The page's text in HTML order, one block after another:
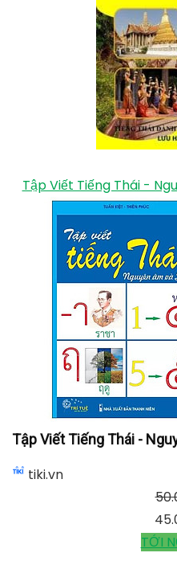
Tập Viết Tiếng Thái -
Tập Viết Tiếng Thái -
tiki.vn
TỚI